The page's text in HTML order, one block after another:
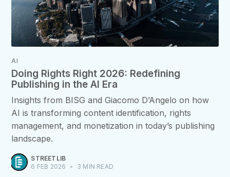
AI
Doing Rights Right 2026: Redefining
Publishing in the AI Era
Insights from BISG and Giacomo D’Angelo on how
AI is transforming content identification, rights
management, and monetization in today’s publishing
landscape.
STREETLIB
6 FEB 2026
• 3 MIN READ